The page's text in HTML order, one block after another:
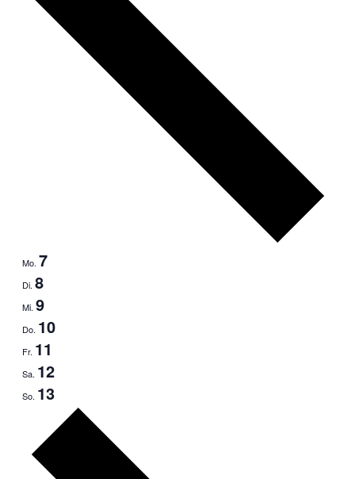
Mo. 7
Di. 8
Mi. 9
Do. 10
Fr. 11
Sa. 12
So. 13